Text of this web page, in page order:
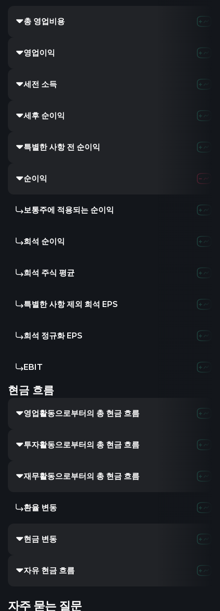
총 영업비용
영업이익
세전 소득
세후 순이익
특별한 사항 전 순이익
순이익
보통주에 적용되는 순이익
희석 순이익
희석 주식 평균
특별한 사항 제외 희석 EPS
희석 정규화 EPS
EBIT
현금 흐름
영업활동으로부터의 총 현금 흐름
투자활동으로부터의 총 현금 흐름
재무활동으로부터의 총 현금 흐름
환율 변동
현금 변동
자유 현금 흐름
자주 묻는 질문